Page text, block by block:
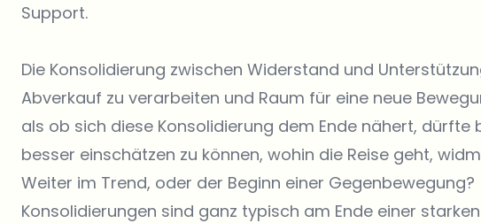
Support.
Die Konsolidierung zwischen Widerstand und
Abverkauf zu verarbeiten und Raum für eine neue
als ob sich diese Konsolidierung dem Ende nähert, dürfte
besser einschätzen zu können, wohin die Reise geht,
Weiter im Trend, oder der Beginn einer Gegenbewegung?
Konsolidierungen sind ganz typisch am Ende einer